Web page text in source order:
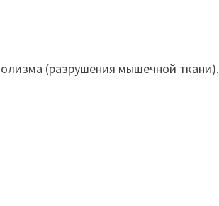
(разрушения мышечной ткани).